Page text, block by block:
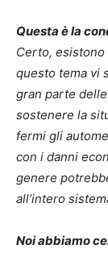
Questa è la
Certo,
questo tema vi
gran parte
sostenere la
fermi gli
con i danni
genere
all’intero
Noi abbiamo